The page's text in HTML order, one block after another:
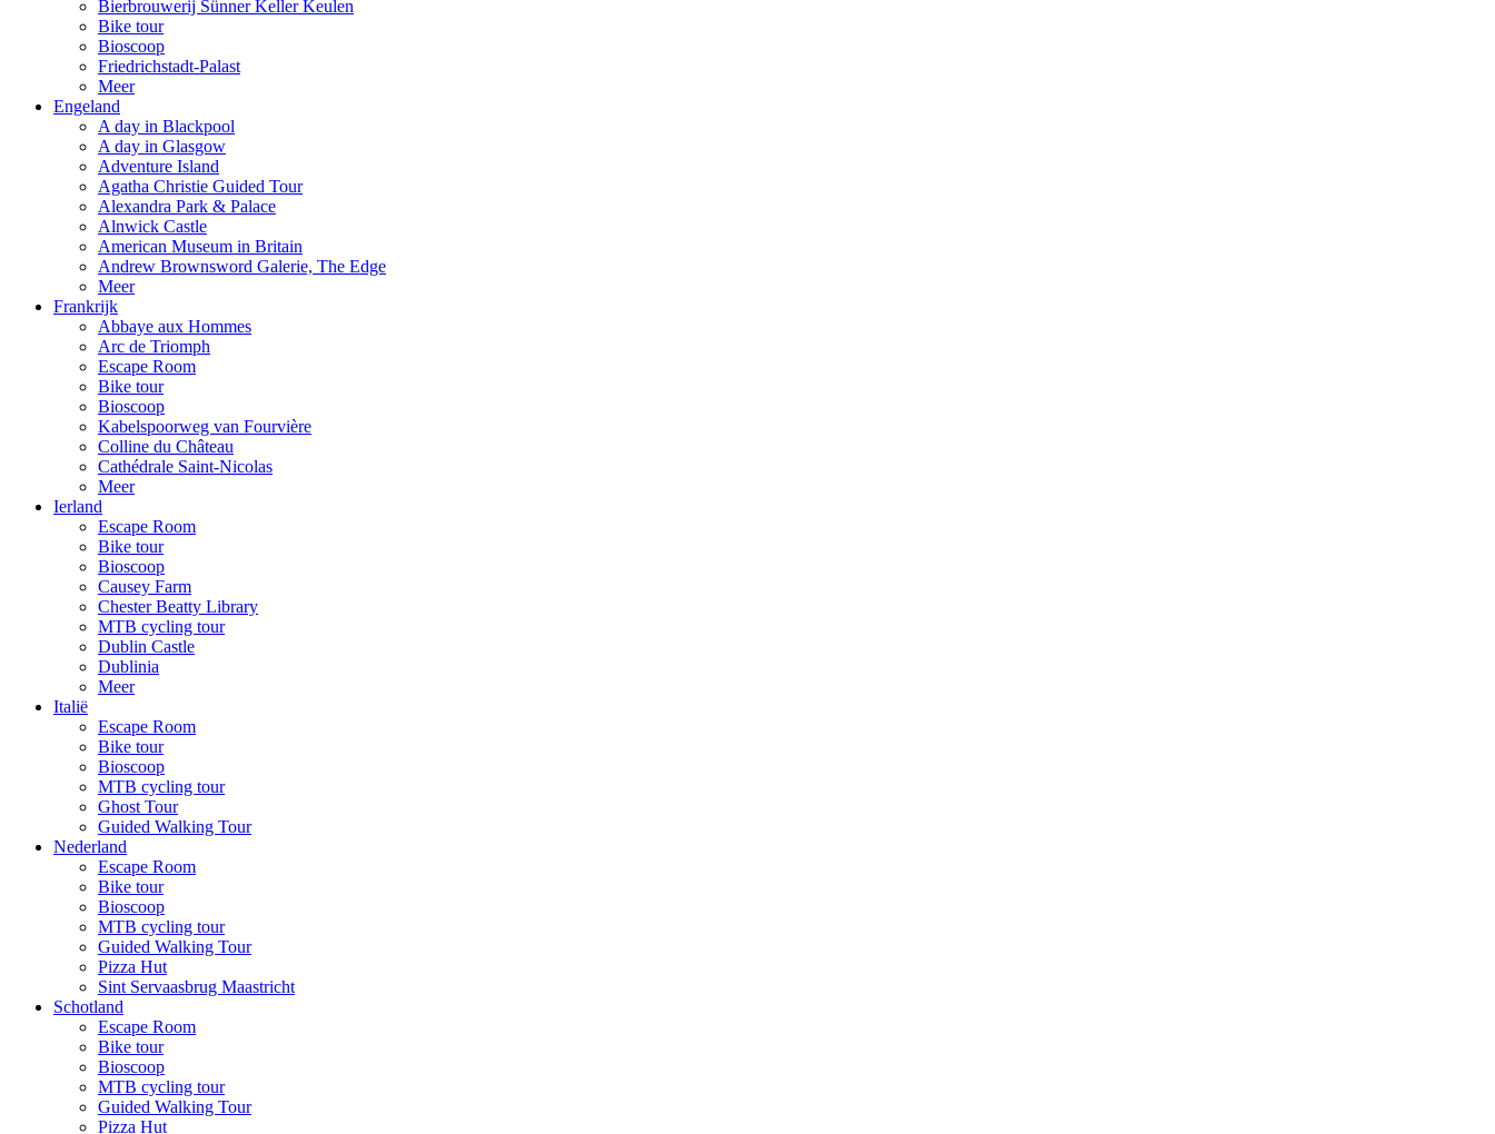
Bierbrouwerij Sünner Keller Keulen
Bike tour
Bioscoop
Friedrichstadt-Palast
Meer
Engeland
A day in Blackpool
A day in Glasgow
Adventure Island
Agatha Christie Guided Tour
Alexandra Park & Palace
Alnwick Castle
American Museum in Britain
Andrew Brownsword Galerie, The Edge
Meer
Frankrijk
Abbaye aux Hommes
Arc de Triomph
Escape Room
Bike tour
Bioscoop
Kabelspoorweg van Fourvière
Colline du Château
Cathédrale Saint-Nicolas
Meer
Ierland
Escape Room
Bike tour
Bioscoop
Causey Farm
Chester Beatty Library
MTB cycling tour
Dublin Castle
Dublinia
Meer
Italië
Escape Room
Bike tour
Bioscoop
MTB cycling tour
Ghost Tour
Guided Walking Tour
Nederland
Escape Room
Bike tour
Bioscoop
MTB cycling tour
Guided Walking Tour
Pizza Hut
Sint Servaasbrug Maastricht
Schotland
Escape Room
Bike tour
Bioscoop
MTB cycling tour
Guided Walking Tour
Pizza Hut